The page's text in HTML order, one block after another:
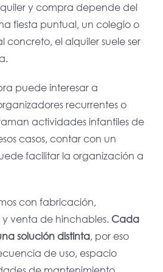
y compra depende del
fiesta puntual, un colegio o
concreto, el alquiler suele ser
puede interesar a
recurrentes o
actividades infantiles de
casos, contar con un
facilitar la organización a
con fabricación,
venta de hinchables. Cada
solución distinta, por eso
de uso, espacio